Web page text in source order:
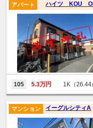
ハイツ KOU
アパート
105 5.3万円 1K（26.44
イーグルシティA
マンション